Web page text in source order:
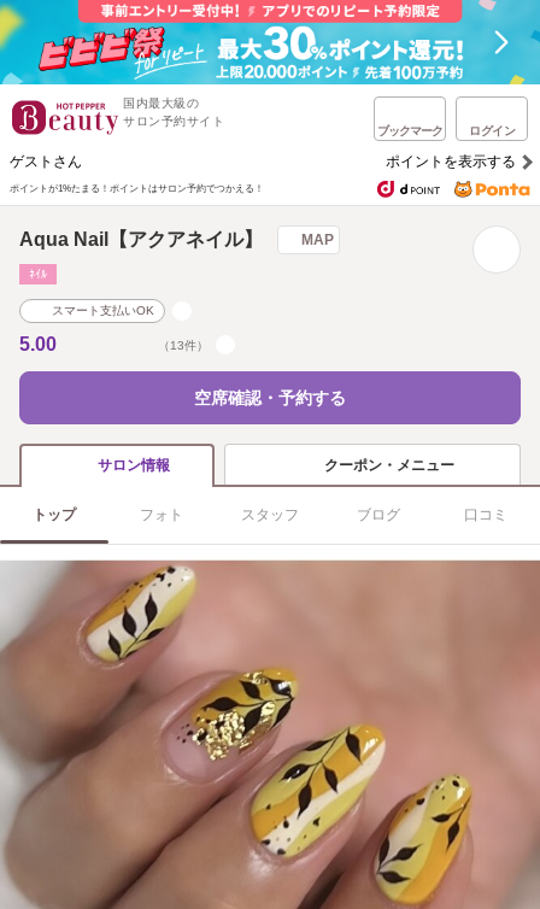
国内最大級の
サロン予約サイト
ブックマーク ログイン
ゲストさん ポイントを表示する
ポイントが1%たまる！ ポイントはサロン予約でつかえる！
Aqua Nail【アクアネイル】 MAP
ﾈｲﾙ
スマート支払いOK
5.00 （13件）
空席確認・予約する
サロン情報 クーポン・メニュー
トップ フォト スタッフ ブログ 口コミ